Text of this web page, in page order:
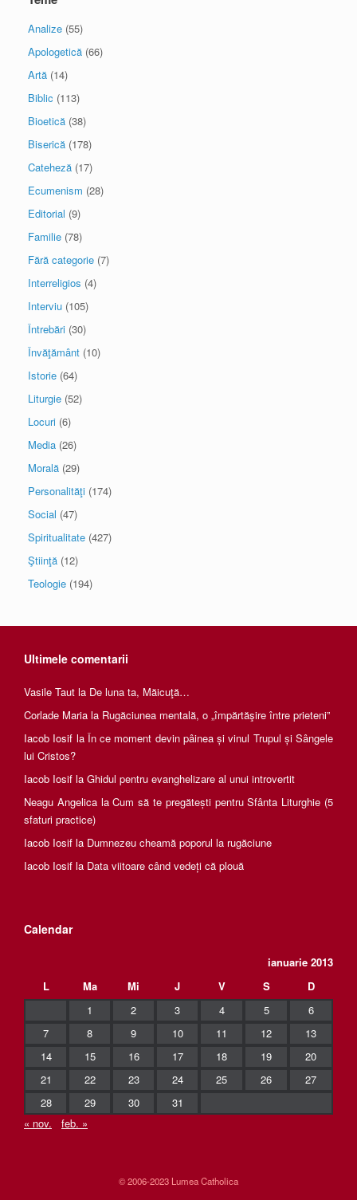
Analize (55)
Apologetică (66)
Artă (14)
Biblic (113)
Bioetică (38)
Biserică (178)
Cateheză (17)
Ecumenism (28)
Editorial (9)
Familie (78)
Fără categorie (7)
Interreligios (4)
Interviu (105)
Întrebări (30)
Învăţământ (10)
Istorie (64)
Liturgie (52)
Locuri (6)
Media (26)
Morală (29)
Personalităţi (174)
Social (47)
Spiritualitate (427)
Ştiinţă (12)
Teologie (194)
Ultimele comentarii
Vasile Taut la De luna ta, Măicuţă…
Corlade Maria la Rugăciunea mentală, o „împărtăşire între prieteni”
Iacob Iosif la În ce moment devin pâinea și vinul Trupul și Sângele
lui Cristos?
Iacob Iosif la Ghidul pentru evanghelizare al unui introvertit
Neagu AngelicalaCum să te pregătești pentru Sfânta Liturghie (5
sfaturi practice)
Iacob Iosif la Dumnezeu cheamă poporul la rugăciune
Iacob Iosif la Data viitoare când vedeți că plouă
Calendar
ianuarie 2013
L
Ma Mi J V S
D
1
2 3 4 5
6
7
8 9 10 11 12
13
14
15 16 17 18 19
20
21
22 23 24 25 26
27
28
29 30
31
« nov.
feb. »
© 2006-2023 Lumea Catholica